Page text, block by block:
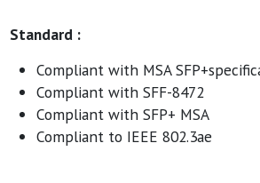
Standard :
Compliant with MSA
Compliant with SFF-8472
Compliant with SFP+ MSA
Compliant to IEEE 802.3ae